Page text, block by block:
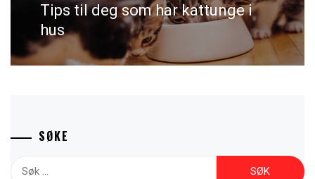
Next
post:
Tips til deg som har kattunge i
hus
SØKE